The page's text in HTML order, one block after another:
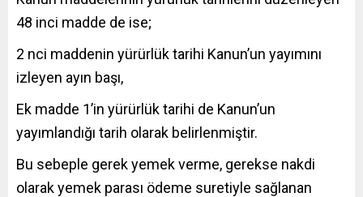
48 inci madde de ise;
2 nci maddenin yürürlük tarihi Kanun’un yayımını
izleyen ayın başı,
Ek madde 1’in yürürlük tarihi de Kanun’un
yayımlandığı tarih olarak belirlenmiştir.
Bu sebeple gerek yemek verme, gerekse nakdi
olarak yemek parası ödeme suretiyle sağlanan